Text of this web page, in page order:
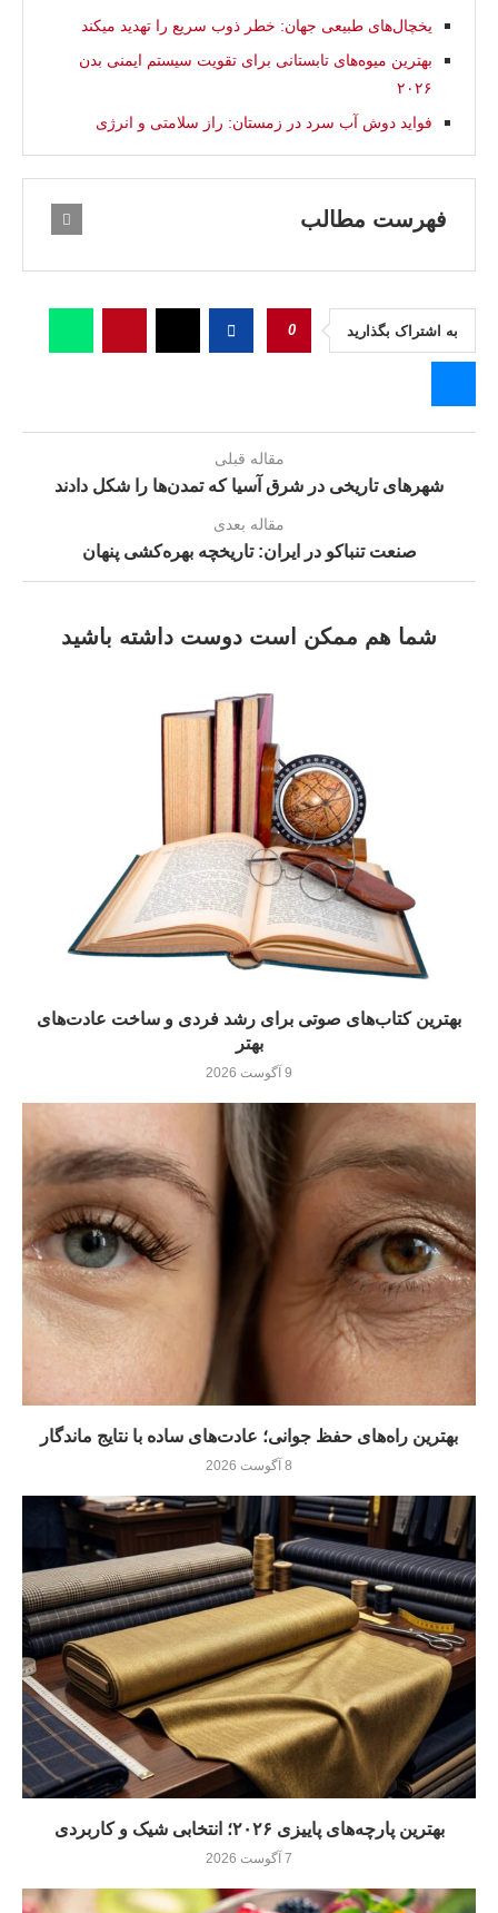
یخچال‌های طبیعی جهان: خطر ذوب سریع را تهدید میکند
بهترین میوه‌های تابستانی برای تقویت سیستم ایمنی بدن
۲۰۲۶
فواید دوش آب سرد در زمستان: راز سلامتی و انرژی
فهرست مطالب
به اشتراک بگذارید 0
مقاله قبلی
شهرهای تاریخی در شرق آسیا که تمدن‌ها را شکل دادند
مقاله بعدی
صنعت تنباکو در ایران: تاریخچه بهره‌کشی پنهان
شما هم ممکن است دوست داشته باشید
بهترین کتاب‌های صوتی برای رشد فردی و ساخت عادت‌های
بهتر
9 آگوست 2026
بهترین راه‌های حفظ جوانی؛ عادت‌های ساده با نتایج ماندگار
8 آگوست 2026
بهترین پارچه‌های پاییزی ۲۰۲۶؛ انتخابی شیک و کاربردی
7 آگوست 2026